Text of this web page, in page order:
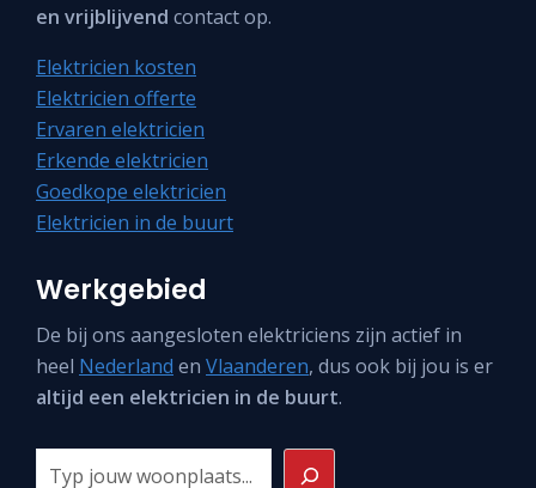
en vrijblijvend contact op.
Elektricien kosten
Elektricien offerte
Ervaren elektricien
Erkende elektricien
Goedkope elektricien
Elektricien in de buurt
Werkgebied
De bij ons aangesloten elektriciens zijn actief in
heel Nederland en Vlaanderen, dus ook bij jou is er
altijd een elektricien in de buurt.
Zoeken